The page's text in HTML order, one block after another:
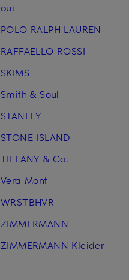
oui
POLO RALPH LAUREN
RAFFAELLO ROSSI
SKIMS
Smith & Soul
STANLEY
STONE ISLAND
TIFFANY & Co.
Vera Mont
WRSTBHVR
ZIMMERMANN
ZIMMERMANN Kleider